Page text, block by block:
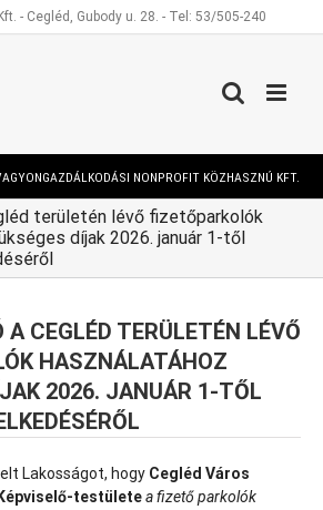
- Cegléd, Gubody u. 28. - Tel: 53/505-240
NONPROFIT KÖZHASZNÚ KFT.
területén lévő fizetőparkolók
díjak 2026. január 1-től
CEGLÉD TERÜLETÉN LÉVŐ
HASZNÁLATÁHOZ
2026. JANUÁR 1-TŐL
Lakosságot, hogy Cegléd Város
testületea fizető parkolók